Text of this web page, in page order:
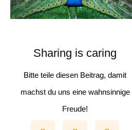
Sharing is caring
Bitte teile diesen Beitrag, damit
machst du uns eine wahnsinnige
Freude!